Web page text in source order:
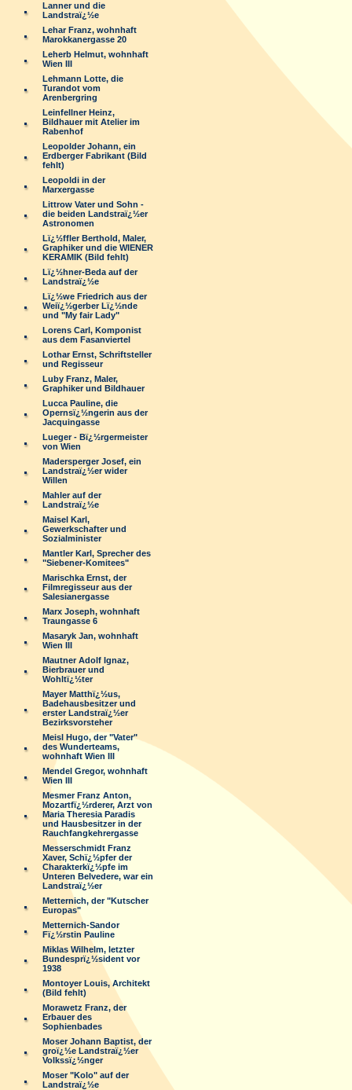
Lanner und die
Landstraï¿½e
Lehar Franz, wohnhaft
Marokkanergasse 20
Leherb Helmut, wohnhaft
Wien III
Lehmann Lotte, die
Turandot vom
Arenbergring
Leinfellner Heinz,
Bildhauer mit Atelier im
Rabenhof
Leopolder Johann, ein
Erdberger Fabrikant (Bild
fehlt)
Leopoldi in der
Marxergasse
Littrow Vater und Sohn -
die beiden Landstraï¿½er
Astronomen
Lï¿½ffler Berthold, Maler,
Graphiker und die WIENER
KERAMIK (Bild fehlt)
Lï¿½hner-Beda auf der
Landstraï¿½e
Lï¿½we Friedrich aus der
Weiï¿½gerber Lï¿½nde
und "My fair Lady"
Lorens Carl, Komponist
aus dem Fasanviertel
Lothar Ernst, Schriftsteller
und Regisseur
Luby Franz, Maler,
Graphiker und Bildhauer
Lucca Pauline, die
Opernsï¿½ngerin aus der
Jacquingasse
Lueger - Bï¿½rgermeister
von Wien
Madersperger Josef, ein
Landstraï¿½er wider
Willen
Mahler auf der
Landstraï¿½e
Maisel Karl,
Gewerkschafter und
Sozialminister
Mantler Karl, Sprecher des
"Siebener-Komitees"
Marischka Ernst, der
Filmregisseur aus der
Salesianergasse
Marx Joseph, wohnhaft
Traungasse 6
Masaryk Jan, wohnhaft
Wien III
Mautner Adolf Ignaz,
Bierbrauer und
Wohltï¿½ter
Mayer Matthï¿½us,
Badehausbesitzer und
erster Landstraï¿½er
Bezirksvorsteher
Meisl Hugo, der "Vater"
des Wunderteams,
wohnhaft Wien III
Mendel Gregor, wohnhaft
Wien III
Mesmer Franz Anton,
Mozartfï¿½rderer, Arzt von
Maria Theresia Paradis
und Hausbesitzer in der
Rauchfangkehrergasse
Messerschmidt Franz
Xaver, Schï¿½pfer der
Charakterkï¿½pfe im
Unteren Belvedere, war ein
Landstraï¿½er
Metternich, der "Kutscher
Europas"
Metternich-Sandor
Fï¿½rstin Pauline
Miklas Wilhelm, letzter
Bundesprï¿½sident vor
1938
Montoyer Louis, Architekt
(Bild fehlt)
Morawetz Franz, der
Erbauer des
Sophienbades
Moser Johann Baptist, der
groï¿½e Landstraï¿½er
Volkssï¿½nger
Moser "Kolo" auf der
Landstraï¿½e